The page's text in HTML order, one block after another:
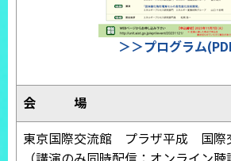
＞＞プログラム
会 場
東京国際交流館 プラザ平成 国際